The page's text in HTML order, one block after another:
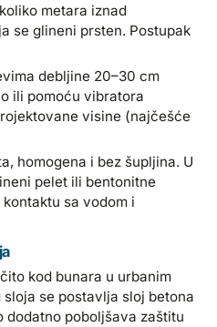
metara iznad
se glineni prsten. Postupak
debljine 20–30 cm
ili pomoću vibratora
visine (najčešće
homogena i bez šupljina. U
pelet ili bentonitne
sa vodom i
kod bunara u urbanim
se postavlja sloj betona
dodatno poboljšava zaštitu